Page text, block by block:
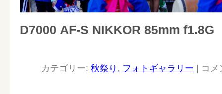
D7000 AF-S NIKKOR 85mm f1.8G
カテゴリー:秋祭り , フォトギャラリー コ